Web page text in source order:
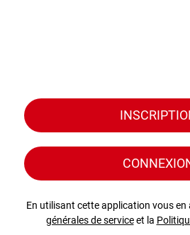
En utilisant cette application vous en
générales de serviceet la